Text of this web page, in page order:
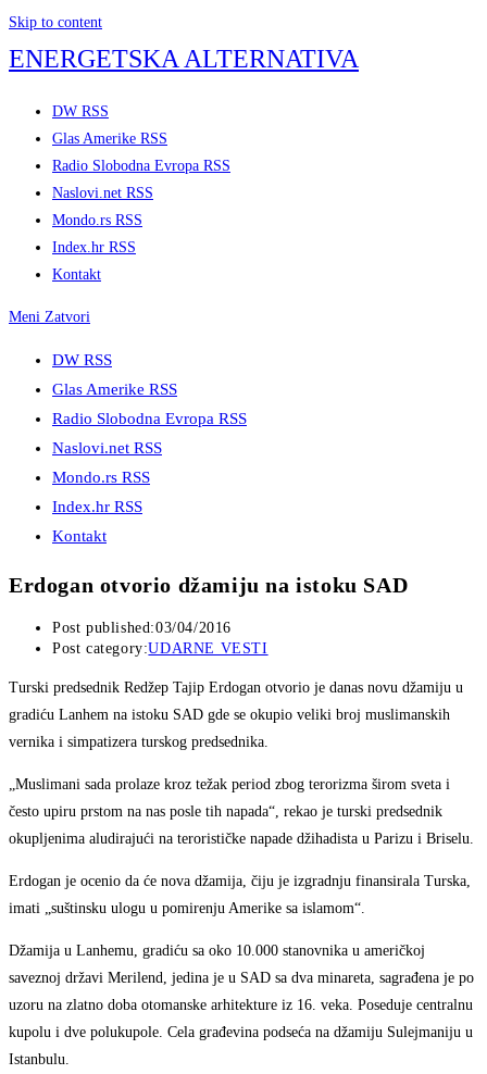
Skip to content
ENERGETSKA ALTERNATIVA
DW RSS
Glas Amerike RSS
Radio Slobodna Evropa RSS
Naslovi.net RSS
Mondo.rs RSS
Index.hr RSS
Kontakt
Meni Zatvori
DW RSS
Glas Amerike RSS
Radio Slobodna Evropa RSS
Naslovi.net RSS
Mondo.rs RSS
Index.hr RSS
Kontakt
Erdogan otvorio džamiju na istoku SAD
Post published:03/04/2016
Post category:UDARNE VESTI
Turski predsednik Redžep Tajip Erdogan otvorio je danas novu džamiju u
gradiću Lanhem na istoku SAD gde se okupio veliki broj muslimanskih
vernika i simpatizera turskog predsednika.
„Muslimani sada prolaze kroz težak period zbog terorizma širom sveta i
često upiru prstom na nas posle tih napada“, rekao je turski predsednik
okupljenima aludirajući na terorističke napade džihadista u Parizu i Briselu.
Erdogan je ocenio da će nova džamija, čiju je izgradnju finansirala Turska,
imati „suštinsku ulogu u pomirenju Amerike sa islamom“.
Džamija u Lanhemu, gradiću sa oko 10.000 stanovnika u američkoj
saveznoj državi Merilend, jedina je u SAD sa dva minareta, sagrađena je po
uzoru na zlatno doba otomanske arhitekture iz 16. veka. Poseduje centralnu
kupolu i dve polukupole. Cela građevina podseća na džamiju Sulejmaniju u
Istanbulu.